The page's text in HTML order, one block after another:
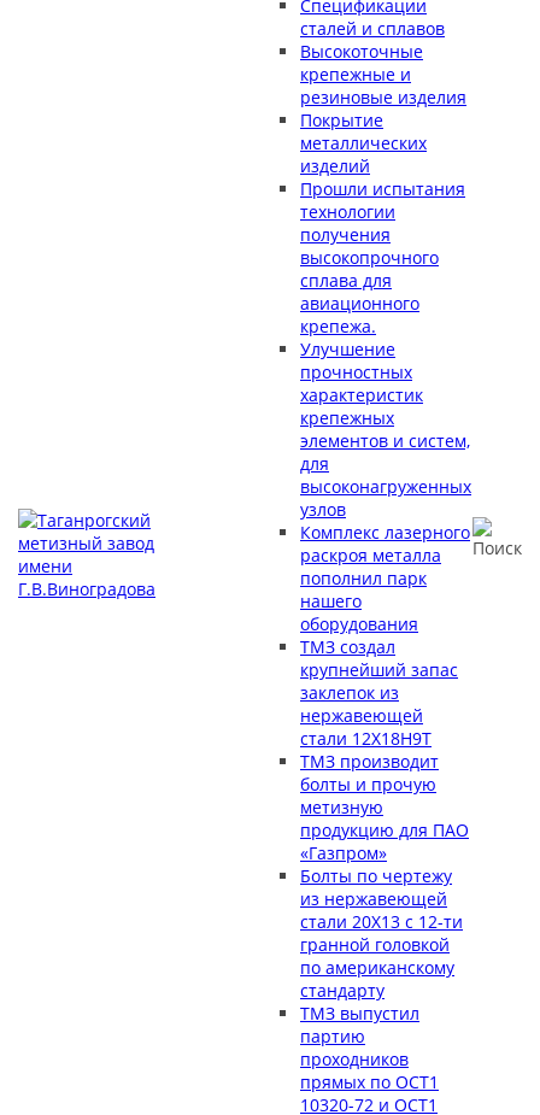
Спецификации
сталей и сплавов
Высокоточные
крепежные и
резиновые изделия
Покрытие
металлических
изделий
Прошли испытания
технологии
получения
высокопрочного
сплава для
авиационного
крепежа.
Улучшение
прочностных
характеристик
крепежных
элементов и систем,
для
высоконагруженных
узлов
Комплекс лазерного
раскроя металла
пополнил парк
нашего
оборудования
ТМЗ создал
крупнейший запас
заклепок из
нержавеющей
стали 12Х18Н9Т
ТМЗ производит
болты и прочую
метизную
продукцию для ПАО
«Газпром»
Болты по чертежу
из нержавеющей
стали 20Х13 с 12-ти
гранной головкой
по американскому
стандарту
ТМЗ выпустил
партию
проходников
прямых по ОСТ1
10320-72 и ОСТ1